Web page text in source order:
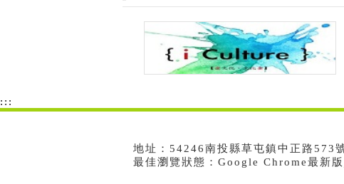
:::
地址：54246南投縣草屯鎮中正路573
最佳瀏覽狀態：Google Chrome最新